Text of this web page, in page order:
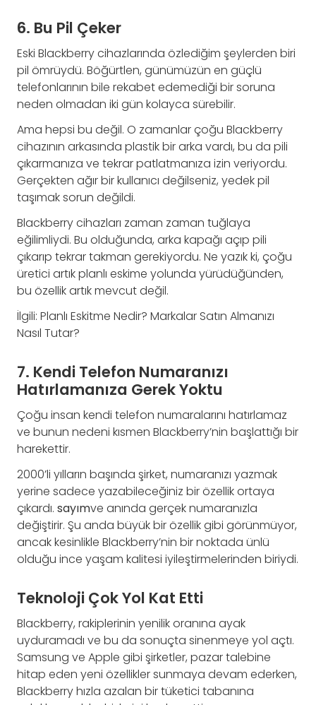
6. Bu Pil Çeker
Eski Blackberry cihazlarında özlediğim şeylerden biri
pil ömrüydü. Böğürtlen, günümüzün en güçlü
telefonlarının bile rekabet edemediği bir soruna
neden olmadan iki gün kolayca sürebilir.
Ama hepsi bu değil. O zamanlar çoğu Blackberry
cihazının arkasında plastik bir arka vardı, bu da pili
çıkarmanıza ve tekrar patlatmanıza izin veriyordu.
Gerçekten ağır bir kullanıcı değilseniz, yedek pil
taşımak sorun değildi.
Blackberry cihazları zaman zaman tuğlaya
eğilimliydi. Bu olduğunda, arka kapağı açıp pili
çıkarıp tekrar takman gerekiyordu. Ne yazık ki, çoğu
üretici artık planlı eskime yolunda yürüdüğünden,
bu özellik artık mevcut değil.
İlgili: Planlı Eskitme Nedir? Markalar Satın Almanızı
Nasıl Tutar?
7. Kendi Telefon Numaranızı
Hatırlamanıza Gerek Yoktu
Çoğu insan kendi telefon numaralarını hatırlamaz
ve bunun nedeni kısmen Blackberry’nin başlattığı bir
harekettir.
2000’li yılların başında şirket, numaranızı yazmak
yerine sadece yazabileceğiniz bir özellik ortaya
çıkardı. sayımve anında gerçek numaranızla
değiştirir. Şu anda büyük bir özellik gibi görünmüyor,
ancak kesinlikle Blackberry’nin bir noktada ünlü
olduğu ince yaşam kalitesi iyileştirmelerinden biriydi.
Teknoloji Çok Yol Kat Etti
Blackberry, rakiplerinin yenilik oranına ayak
uyduramadı ve bu da sonuçta sinenmeye yol açtı.
Samsung ve Apple gibi şirketler, pazar talebine
hitap eden yeni özellikler sunmaya devam ederken,
Blackberry hızla azalan bir tüketici tabanına